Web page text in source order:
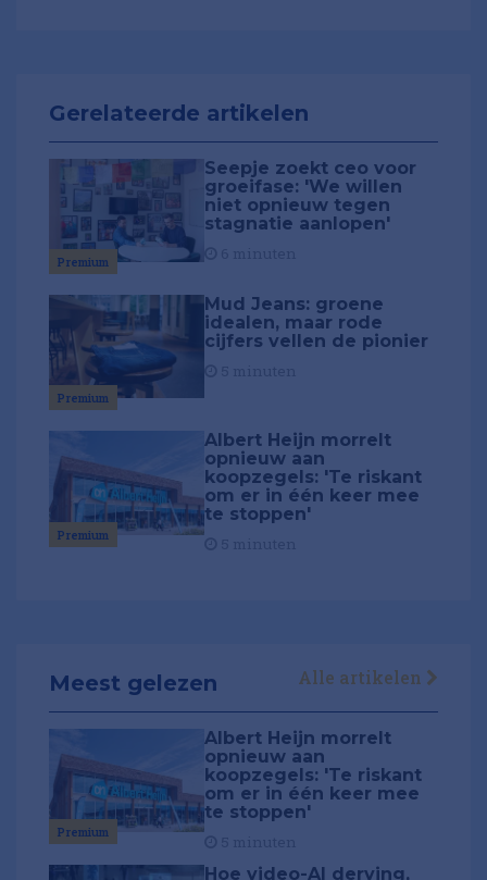
Gerelateerde artikelen
Premium
Seepje zoekt ceo voor
groeifase: 'We willen
niet opnieuw tegen
stagnatie aanlopen'
Premium
Mud Jeans: groene
idealen, maar rode
cijfers vellen de pionier
Premium
Albert Heijn morrelt
opnieuw aan
koopzegels: 'Te riskant
om er in één keer mee
te stoppen'
Meest gelezen Alle artikelen
Premium
Albert Heijn morrelt
opnieuw aan
koopzegels: 'Te riskant
om er in één keer mee
te stoppen'
Hoe video-AI derving,